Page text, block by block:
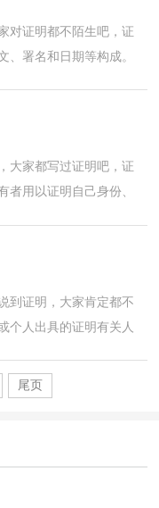
对证明都不陌生吧，证
、署名和日期等构成。
书，欢迎阅读...
大家都写过证明吧，证
者用以证明自己身份、
的票据遗失证...
到证明，大家肯定都不
个人出具的证明有关人
整理的大学生...
尾页